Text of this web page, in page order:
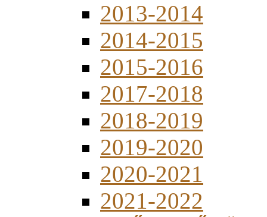
2013-2014
2014-2015
2015-2016
2017-2018
2018-2019
2019-2020
2020-2021
2021-2022